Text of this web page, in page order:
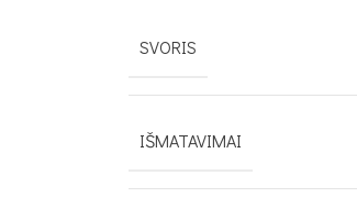
SVORIS
IŠMATAVIMAI